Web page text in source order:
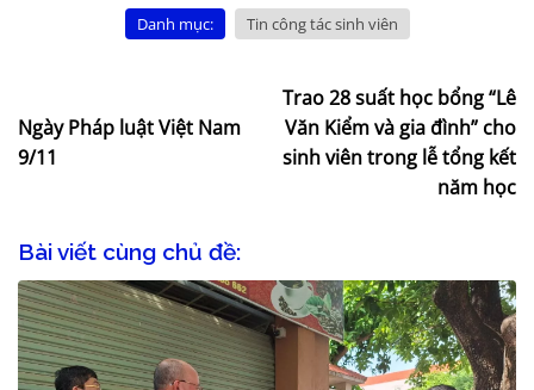
Danh mục: Tin công tác sinh viên
Ngày Pháp luật Việt Nam
9/11
Trao 28 suất học bổng “Lê
Văn Kiểm và gia đình” cho
sinh viên trong lễ tổng kết
năm học
Bài viết cùng chủ đề: